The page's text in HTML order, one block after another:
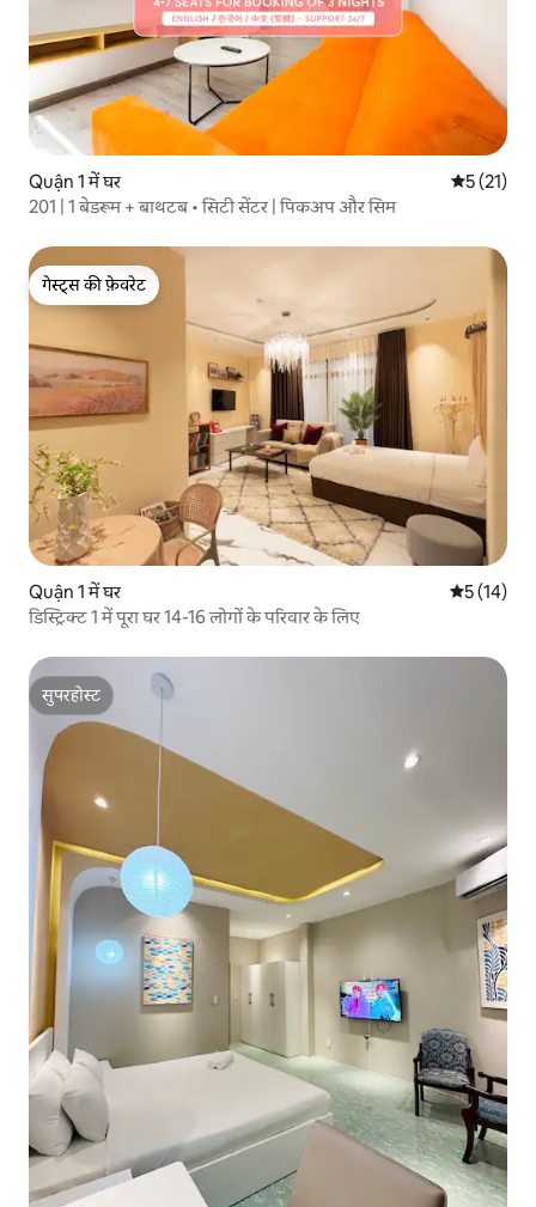
Quận 1 में घर औसत रेटिंग
5 (21)
201 | 1 बेडरूम + बाथटब • सिटी सेंटर | पिकअप और सिम
गेस्ट्स की फ़ेवरेट
गेस्ट्स की फ़ेवरेट
Quận 1 में घर औसत रेटिंग
5 (14)
डिस्ट्रिक्ट 1 में पूरा घर 14-16 लोगों के परिवार के लिए
सुपरहोस्ट
सुपरहोस्ट